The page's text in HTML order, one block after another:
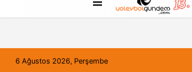
FORUM Haber Gönder
6 Ağustos 2026, Perşembe